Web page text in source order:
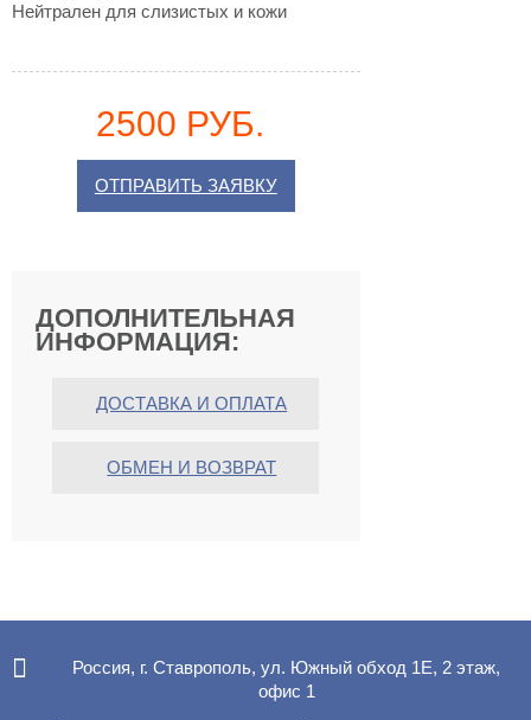
Нейтрален для слизистых и кожи
2500 РУБ.
ОТПРАВИТЬ ЗАЯВКУ
ДОПОЛНИТЕЛЬНАЯ
ИНФОРМАЦИЯ:
ДОСТАВКА И ОПЛАТА
ОБМЕН И ВОЗВРАТ
Россия, г. Ставрополь, ул. Южный обход 1Е, 2 этаж,
офис 1